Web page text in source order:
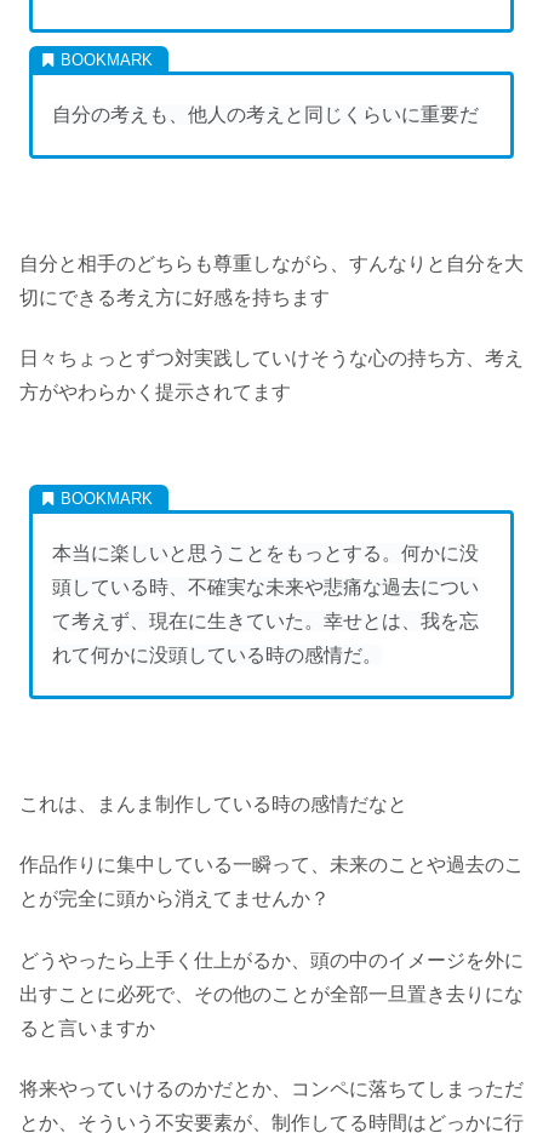
自分の考えも、他人の考えと同じくらいに重要だ
自分と相手のどちらも尊重しながら、すんなりと自分を大
切にできる考え方に好感を持ちます
日々ちょっとずつ対実践していけそうな心の持ち方、考え
方がやわらかく提示されてます
本当に楽しいと思うことをもっとする。何かに没
頭している時、不確実な未来や悲痛な過去につい
て考えず、現在に生きていた。幸せとは、我を忘
れて何かに没頭している時の感情だ。
これは、まんま制作している時の感情だなと
作品作りに集中している一瞬って、未来のことや過去のこ
とが完全に頭から消えてませんか？
どうやったら上手く仕上がるか、頭の中のイメージを外に
出すことに必死で、その他のことが全部一旦置き去りにな
ると言いますか
将来やっていけるのかだとか、コンペに落ちてしまっただ
とか、そういう不安要素が、制作してる時間はどっかに行